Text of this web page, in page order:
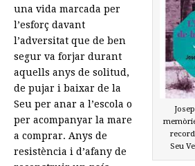
Seu
una vida marcada per
l’esforç davant
l’adversitat que de ben
segur va forjar durant
aquells anys de solitud,
de pujar i baixar de la
Seu per anar a l’escola o
per acompanyar la mare
a comprar. Anys de
resistència i d’afany de